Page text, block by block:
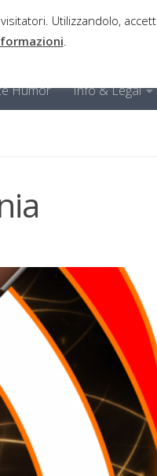
Humor Info & Legal
Utilizzandolo,